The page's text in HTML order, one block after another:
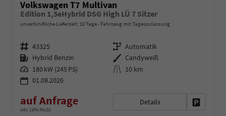
Volkswagen T7 Multivan
Edition 1,5eHybrid DSG High LÜ 7 Sitzer
unverbindliche Lieferzeit: 10 Tage Fahrzeug mit Tageszulassung
Fahrzeugnr. 43325 Getriebe Automatik
Kraftstoff Hybrid Benzin Außenfarbe Candyweiß
Leistung 180 kW (245 PS) Kilometerstand 10 km
01.08.2026
auf Anfrage
inkl. 19% MwSt.
Details